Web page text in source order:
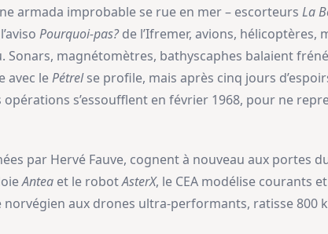
armada improbable se rue en mer – escorteurs La
Pourquoi-pas?de l’Ifremer, avions, hélicoptères,
Sonars, magnétomètres, bathyscaphes balaient
avec lePétrelse profile, mais après cinq jours
s’essoufflent en février 1968, pour ne
par Hervé Fauve, cognent à nouveau aux portes
Antea et le robotAsterX, le CEA modélise courants
norvégien aux drones ultra-performants, ratisse 800